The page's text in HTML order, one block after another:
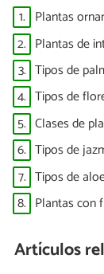
1. Plantas
2. Plantas de
3. Tipos de
4. Tipos de
5. Clases de
6. Tipos de
7. Tipos de
8. Plantas con
Artículos